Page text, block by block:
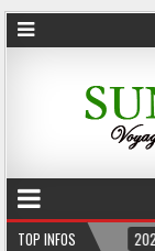
TOP INFOS
2026-06-30